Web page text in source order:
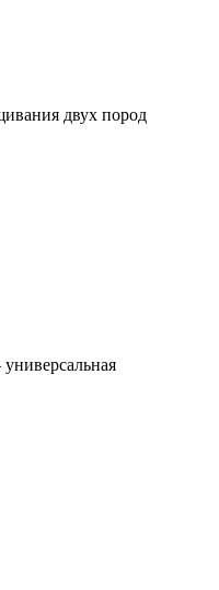
двух пород